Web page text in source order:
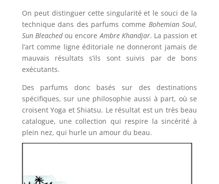
On peut distinguer cette singularité et le souci de la
technique dans des parfums comme Bohemian Soul,
Sun Bleachedou encoreAmbre Khandjar. La passion et
l’art comme ligne éditoriale ne donneront jamais de
mauvais résultats s’ils sont suivis par de bons
exécutants.
Des parfums donc basés sur des destinations
spécifiques, sur une philosophie aussi à part, où se
croisent Yoga et Shiatsu. Le résultat est un très beau
catalogue, une collection qui respire la sincérité à
plein nez, qui hurle un amour du beau.